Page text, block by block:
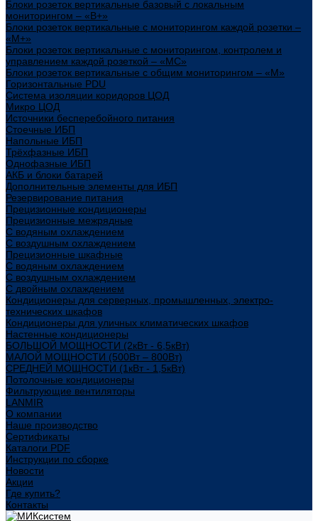
Блоки розеток вертикальные базовый с локальным
мониторингом – «В+»
Блоки розеток вертикальные с мониторингом каждой розетки –
«М+»
Блоки розеток вертикальные с мониторингом, контролем и
управлением каждой розеткой – «МС»
Блоки розеток вертикальные с общим мониторингом – «М»
Горизонтальные PDU
Система изоляции коридоров ЦОД
Микро ЦОД
Источники бесперебойного питания
Стоечные ИБП
Напольные ИБП
Трёхфазные ИБП
Однофазные ИБП
АКБ и блоки батарей
Дополнительные элементы для ИБП
Резервирование питания
Прецизионные кондиционеры
Прецизионные межрядные
С водяным охлаждением
С воздушным охлаждением
Прецизионные шкафные
С водяным охлаждением
С воздушным охлаждением
С двойным охлаждением
Кондиционеры для серверных, промышленных, электро-
технических шкафов
Кондиционеры для уличных климатических шкафов
Настенные кондиционеры
БОЛЬШОЙ МОЩНОСТИ (2кВт - 6,5кВт)
МАЛОЙ МОЩНОСТИ (500Вт – 800Вт)
СРЕДНЕЙ МОЩНОСТИ (1кВт - 1,5кВт)
Потолочные кондиционеры
Фильтрующие вентиляторы
LANMIR
О компании
Наше производство
Сертификаты
Каталоги PDF
Инструкции по сборке
Новости
Акции
Где купить?
Контакты